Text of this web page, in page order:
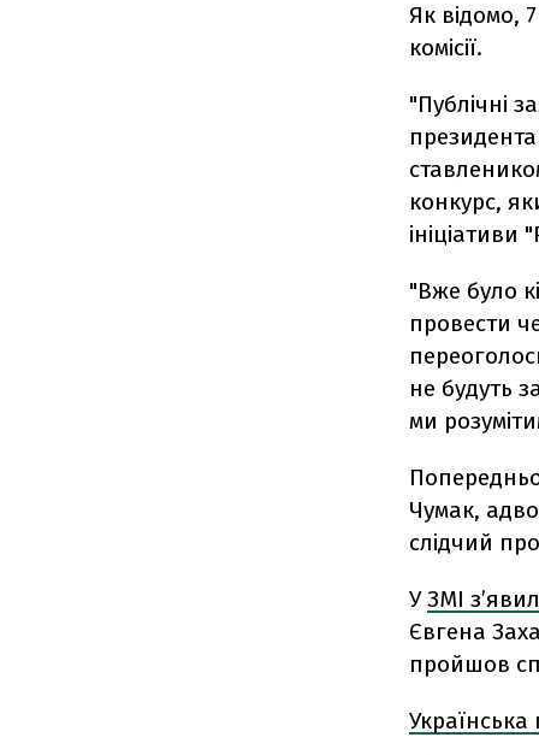
Як відомо,
комісії.
"Публічні
конкурс,
"Вже було
провести
не будуть
ми
Попередньо
Чумак,
слідчий
УЗМІ
Євгена
пройшов